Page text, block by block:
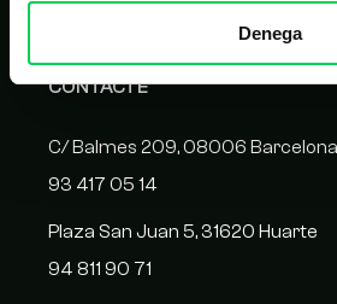
Denega
CONTACTE
C/ Balmes 209, 08006 Barcelona
93 417 05 14
Plaza San Juan 5, 31620 Huarte
94 811 90 71